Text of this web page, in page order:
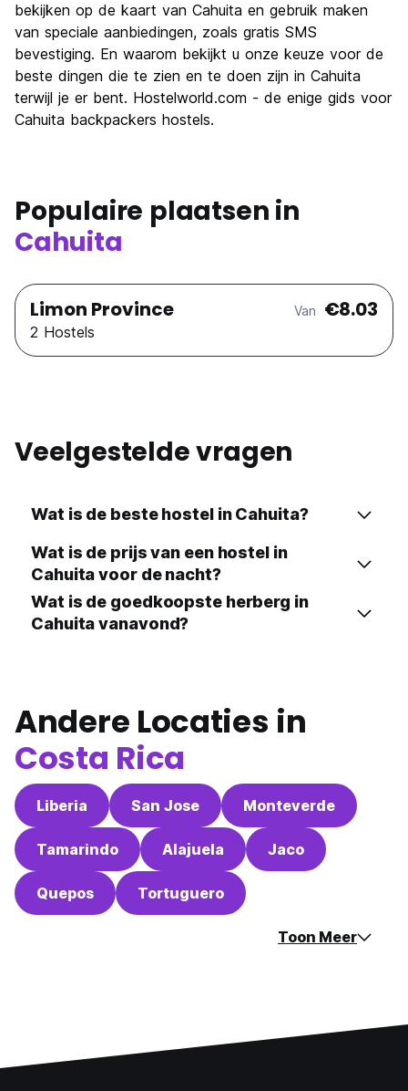
Waarde voor uw geld
7.0
bekijken op de kaart van Cahuita en gebruik maken
van speciale aanbiedingen, zoals gratis SMS
bevestiging. En waarom bekijkt u onze keuze voor de
beste dingen die te zien en te doen zijn in Cahuita
terwijl je er bent. Hostelworld.com - de enige gids voor
Cahuita backpackers hostels.
Populaire plaatsen in
Cahuita
Limon Province Van €8.03
2 Hostels
Veelgestelde vragen
Wat is de beste hostel in Cahuita?
Wat is de prijs van een hostel in
Cahuita voor de nacht?
Wat is de goedkoopste herberg in
Cahuita vanavond?
Andere Locaties in
Costa Rica
Liberia San Jose Monteverde
Tamarindo Alajuela Jaco
Quepos Tortuguero
Toon Meer